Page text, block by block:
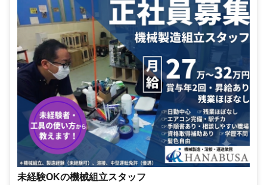
未経験OKの機械組立スタッフ